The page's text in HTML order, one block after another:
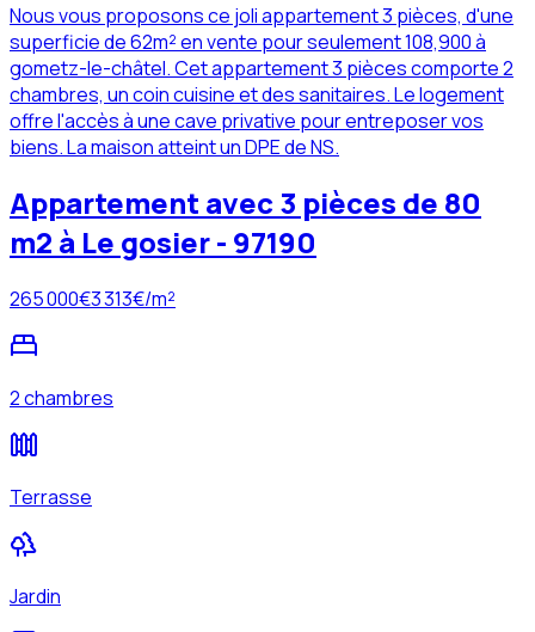
Nous vous proposons ce joli appartement 3 pièces, d'une
superficie de 62m² en vente pour seulement 108,900 à
gometz-le-châtel. Cet appartement 3 pièces comporte 2
chambres, un coin cuisine et des sanitaires. Le logement
offre l'accès à une cave privative pour entreposer vos
biens. La maison atteint un DPE de NS.
Appartement avec 3 pièces de 80
m2 à Le gosier - 97190
265 000€3 313€/m²
2 chambres
Terrasse
Jardin